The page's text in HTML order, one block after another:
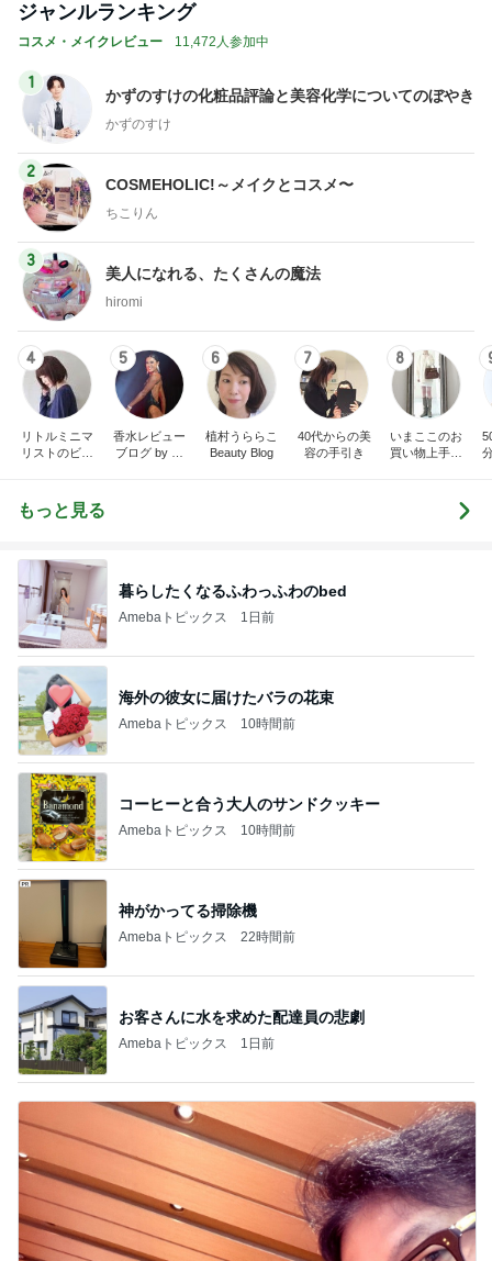
ジャンルランキング
コスメ・メイクレビュー 11,472人参加中
1
かずのすけの化粧品評論と美容化学についてのぼやき
かずのすけ
2
COSMEHOLIC!～メイクとコスメ〜
ちこりん
3
美人になれる、たくさんの魔法
hiromi
4
リトルミニマ
リストのビュ
alist's beauty c
olum
5
香水レビュー
ブログ by 箸
6
植村うららこ
Beauty Blog
7
40代からの美
容の手引き
8
いまここのお
買い物上手に
もっと見る
暮らしたくなるふわっふわのbed
Amebaトピックス 1日前
海外の彼女に届けたバラの花束
Amebaトピックス 10時間前
コーヒーと合う大人のサンドクッキー
Amebaトピックス 10時間前
神がかってる掃除機
Amebaトピックス 22時間前
お客さんに水を求めた配達員の悲劇
Amebaトピックス 1日前